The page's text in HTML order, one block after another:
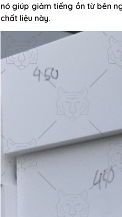
nó giúp giảm tiếng ồn từ bên
chất liệu này.